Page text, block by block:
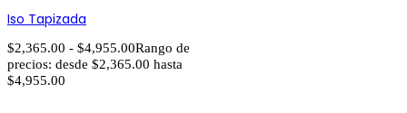
Iso Tapizada
$2,365.00 - $4,955.00Rango de
precios: desde $2,365.00 hasta
$4,955.00